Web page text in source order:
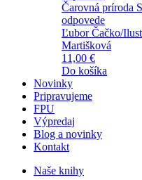
Čarovná príroda
odpovede
Ľubor Čačko/
Martišková
11,00 €
Do košíka
Novinky
Pripravujeme
FPU
Výpredaj
Blog a novinky
Kontakt
Naše knihy